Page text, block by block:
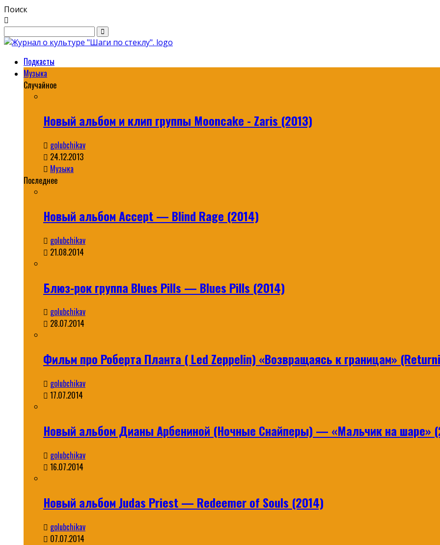
Поиск
Подкасты
Музыка
Случайное
Новый альбом и клип группы Mooncake - Zaris (2013)
golubchikav
24.12.2013
Музыка
Последнее
Новый альбом Accept — Blind Rage (2014)
golubchikav
21.08.2014
Блюз-рок группа Blues Pills — Blues Pills (2014)
golubchikav
28.07.2014
Фильм про Роберта Планта ( Led Zeppelin) «Возвращаясь к границам»
golubchikav
17.07.2014
Новый альбом Дианы Арбениной (Ночные Снайперы) — «Мальчик на шаре»
golubchikav
16.07.2014
Новый альбом Judas Priest — Redeemer of Souls (2014)
golubchikav
07.07.2014